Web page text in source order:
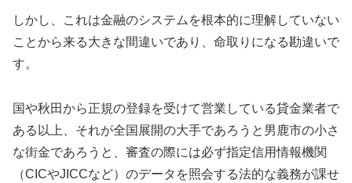
しかし、これは金融のシステムを根本的に理解していない
ことから来る大きな間違いであり、命取りになる勘違いで
す。
国や秋田から正規の登録を受けて営業している貸金業者で
ある以上、それが全国展開の大手であろうと男鹿市の小さ
な街金であろうと、審査の際には必ず指定信用情報機関
（CICやJICCなど）のデータを照会する法的な義務が課せ